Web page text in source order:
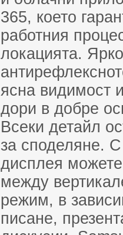
365, което
работния
локацията.
ясна видимост
дори в добре
Всеки детайл
за споделяне.
дисплея
между
режим, в
писане,